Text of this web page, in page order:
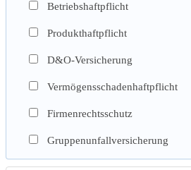
Betriebshaftpflicht
Produkthaftpflicht
D&O-Versicherung
Vermögensschadenhaftpflicht
Firmenrechtsschutz
Gruppenunfallversicherung